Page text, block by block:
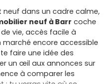
neuf dans un cadre calme,
neuf à Barr coche
vie, accès facile à
marché encore accessible
faire une idée des
un œil aux annonces sur
à comparer les